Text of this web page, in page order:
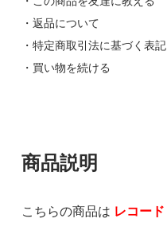
・返品について
・特定商取引法に基づく表記
・買い物を続ける
商品説明
こちらの商品は レコード